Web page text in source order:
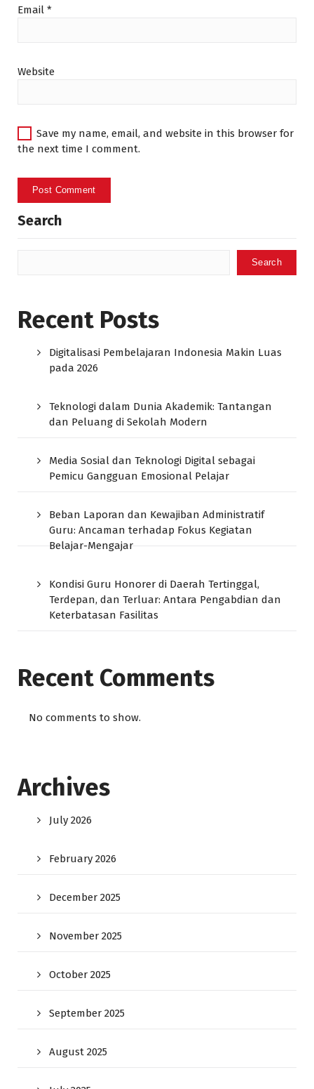
Email *
Website
Save my name, email, and website in this browser for
the next time I comment.
Search
Search
Recent Posts
Digitalisasi Pembelajaran Indonesia Makin Luas
pada 2026
Teknologi dalam Dunia Akademik: Tantangan
dan Peluang di Sekolah Modern
Media Sosial dan Teknologi Digital sebagai
Pemicu Gangguan Emosional Pelajar
Beban Laporan dan Kewajiban Administratif
Guru: Ancaman terhadap Fokus Kegiatan
Belajar-Mengajar
Kondisi Guru Honorer di Daerah Tertinggal,
Terdepan, dan Terluar: Antara Pengabdian dan
Keterbatasan Fasilitas
Recent Comments
No comments to show.
Archives
July 2026
February 2026
December 2025
November 2025
October 2025
September 2025
August 2025